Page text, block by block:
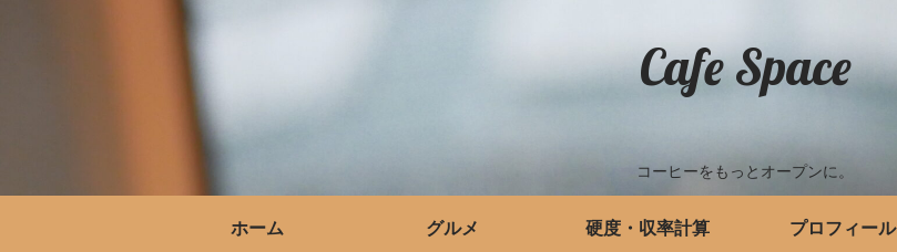
Cafe Space
コーヒーをもっとオープンに。
ホーム グルメ 硬度・収率計算 プロフィール